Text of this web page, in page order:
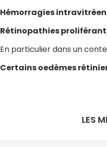
Hémorragies
Rétinopathies
En particulier dans un
Certains oedèmes
LES